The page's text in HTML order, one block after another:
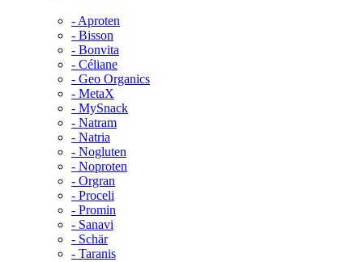
- Aproten
- Bisson
- Bonvita
- Céliane
- Geo Organics
- MetaX
- MySnack
- Natram
- Natria
- Nogluten
- Noproten
- Orgran
- Proceli
- Promin
- Sanavi
- Schär
- Taranis